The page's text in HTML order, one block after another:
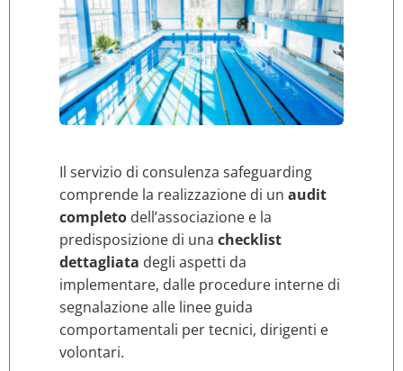
Il servizio di consulenza safeguarding
comprende la realizzazione di un audit
completo dell’associazione e la
predisposizione di una checklist
dettagliata degli aspetti da
implementare, dalle procedure interne di
segnalazione alle linee guida
comportamentali per tecnici, dirigenti e
volontari.